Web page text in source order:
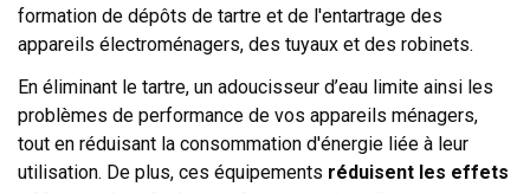
formation de dépôts de tartre et de l'entartrage des
appareils électroménagers, des tuyaux et des robinets.
En éliminant le tartre, un adoucisseur d’eau limite ainsi les
problèmes de performance de vos appareils ménagers,
tout en réduisant la consommation d'énergie liée à leur
utilisation. De plus, ces équipements réduisent les effets